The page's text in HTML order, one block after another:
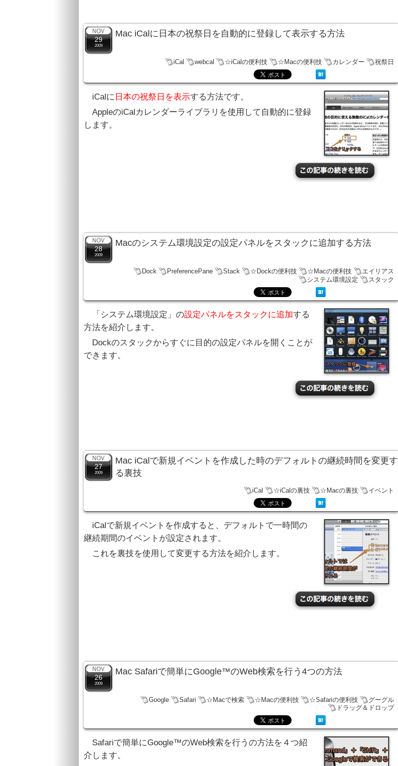
29
2009
Mac iCalに日本の祝祭日を自動的に登録して表示する方法
iCal webcal ☆iCalの便利技 ☆Macの便利技 カレンダー 祝祭日
iCalに 日本の祝祭日を表示する方法です。
AppleのiCalカレンダーライブラリを使用して自動的に登録
します。
28
2009
Macのシステム環境設定の設定パネルをスタックに追加する方法
Dock PreferencePane Stack ☆Dockの便利技 ☆Macの便利技
エイリアス
システム環境設定
スタック
「システム環境設定」の設定パネルをスタックに追加する
方法を紹介します。
Dockのスタックからすぐに目的の設定パネルを開くことが
できます。
27
2009
Mac iCalで新規イベントを作成した時のデフォルトの継続時間を変更す
る裏技
iCal ☆iCalの裏技 ☆Macの裏技 イベント
iCalで新規イベントを作成すると、デフォルトで一時間の
継続期間のイベントが設定されます。
これを裏技を使用して変更する方法を紹介します。
26
2009
Mac Safariで簡単にGoogle™のWeb検索を行う4つの方法
Google Safari ☆Macで検索 ☆Macの便利技 ☆Safariの便利技
グーグル
ドラッグ＆ドロップ
Safariで簡単にGoogle™のWeb検索を行うの方法を４つ紹
介します。